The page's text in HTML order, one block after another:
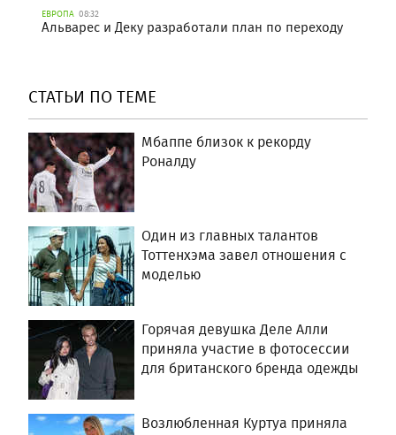
ЕВРОПА 08:32
Альварес и Деку разработали план по переходу
СТАТЬИ ПО ТЕМЕ
Мбаппе близок к рекорду
Роналду
Один из главных талантов
Тоттенхэма завел отношения с
моделью
Горячая девушка Деле Алли
приняла участие в фотосессии
для британского бренда одежды
Возлюбленная Куртуа приняла